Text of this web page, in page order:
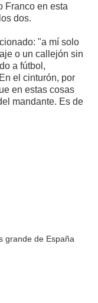
Franco en esta
dos.
"a mí solo
o un callejón sin
a fútbol,
el cinturón, por
en estas cosas
mandante. Es de
grande de España